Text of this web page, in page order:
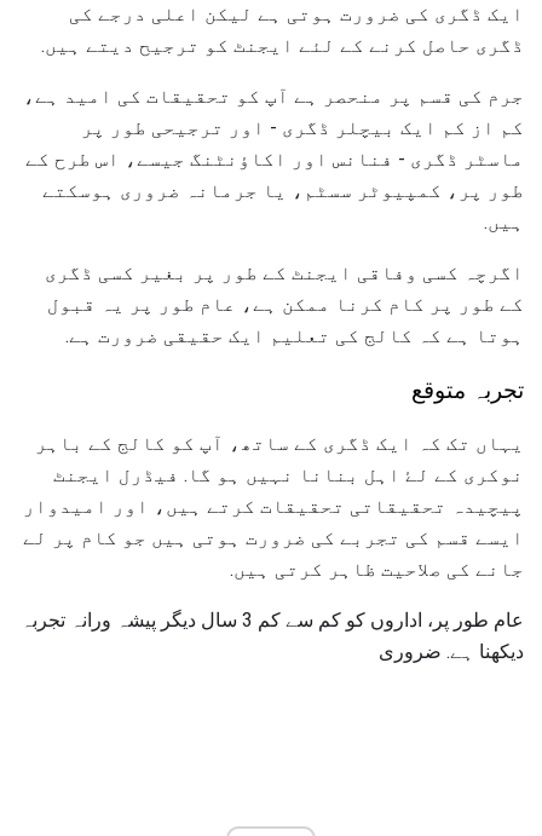
ایک ڈگری کی ضرورت ہوتی ہے لیکن اعلی درجے کی
ڈگری حاصل کرنے کے لئے ایجنٹ کو ترجیح دیتے ہیں.
جرم کی قسم پر منحصر ہے آپ کو تحقیقات کی امید ہے،
کم از کم ایک بیچلر ڈگری - اور ترجیحی طور پر
ماسٹر ڈگری - فنانس اور اکاؤنٹنگ جیسے، اس طرح کے
طور پر، کمپیوٹر سسٹم، یا جرمانہ ضروری ہوسکتے
ہیں.
اگرچہ کسی وفاقی ایجنٹ کے طور پر بغیر کسی ڈگری
کے طور پر کام کرنا ممکن ہے، عام طور پر یہ قبول
ہوتا ہے کہ کالج کی تعلیم ایک حقیقی ضرورت ہے.
تجربہ متوقع
یہاں تک کہ ایک ڈگری کے ساتھ، آپ کو کالج کے باہر
نوکری کے لۓ اہل بنانا نہیں ہو گا. فیڈرل ایجنٹ
پیچیدہ تحقیقاتی تحقیقات کرتے ہیں، اور امیدوار
ایسے قسم کی تجربے کی ضرورت ہوتی ہیں جو کام پر لے
جانے کی صلاحیت ظاہر کرتی ہیں.
عام طور پر، اداروں کو کم سے کم 3 سال دیگر پیشہ ورانہ تجربہ
دیکھنا ہے. ضروری